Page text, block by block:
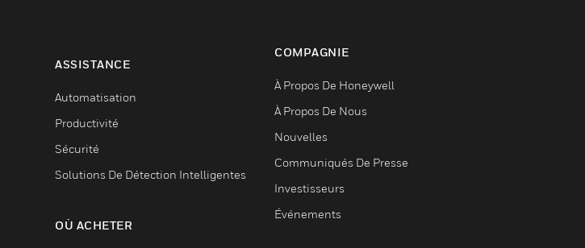
ASSISTANCE
Automatisation
Productivité
Sécurité
Solutions De Détection Intelligentes
OÙ ACHETER
COMPAGNIE
À Propos De Honeywell
À Propos De Nous
Nouvelles
Communiqués De Presse
Investisseurs
Événements